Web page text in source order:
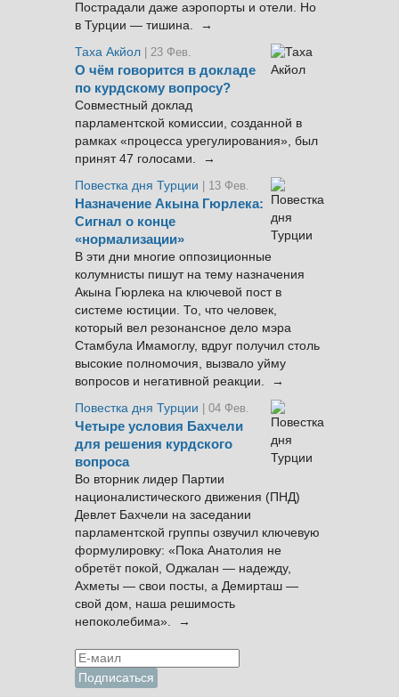
Пострадали даже аэропорты и отели. Но
в Турции — тишина. →
Таха Акйол | 23 Фев.
О чём говорится в докладе
по курдскому вопросу?
Совместный доклад
парламентской комиссии, созданной в
рамках «процесса урегулирования», был
принят 47 голосами. →
Повестка дня Турции
| 13 Фев.
Назначение Акына Гюрлека:
Сигнал о конце
«нормализации»
В эти дни многие оппозиционные
колумнисты пишут на тему назначения
Акына Гюрлека на ключевой пост в
системе юстиции. То, что человек,
который вел резонансное дело мэра
Стамбула Имамоглу, вдруг получил столь
высокие полномочия, вызвало уйму
вопросов и негативной реакции. →
Повестка дня Турции
| 04 Фев.
Четыре условия Бахчели
для решения курдского
вопроса
Во вторник лидер Партии
националистического движения (ПНД)
Девлет Бахчели на заседании
парламентской группы озвучил ключевую
формулировку: «Пока Анатолия не
обретёт покой, Оджалан — надежду,
Ахметы — свои посты, а Демирташ —
свой дом, наша решимость
непоколебима». →